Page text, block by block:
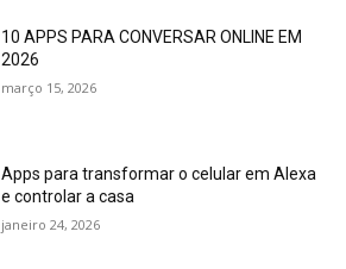
10 APPS PARA CONVERSAR ONLINE EM
2026
março 15, 2026
Apps para transformar o celular em Alexa
e controlar a casa
janeiro 24, 2026